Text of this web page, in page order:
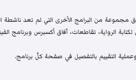
مجموعة من البرامج الأخرى التي لم تعد ناشطة
الرواية، تقاطعات، آفاق أكسبرس وبرنامج
التقييم بالتفصيل في صفحة كلّ برنامج.